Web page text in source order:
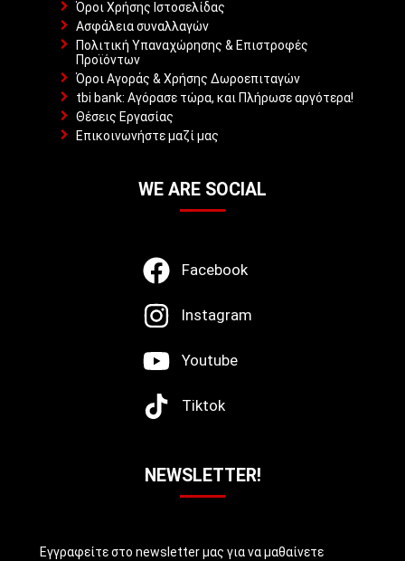
Όροι Χρήσης Ιστοσελίδας
Ασφάλεια συναλλαγών
Πολιτική Υπαναχώρησης & Επιστροφές
Προϊόντων
Όροι Αγοράς & Χρήσης Δωροεπιταγών
tbi bank: Αγόρασε τώρα, και Πλήρωσε αργότερα!
Θέσεις Εργασίας
Επικοινωνήστε μαζί μας
WE ARE SOCIAL
Facebook
Instagram
Youtube
Tiktok
NEWSLETTER!
Εγγραφείτε στο newsletter μας για να μαθαίνετε